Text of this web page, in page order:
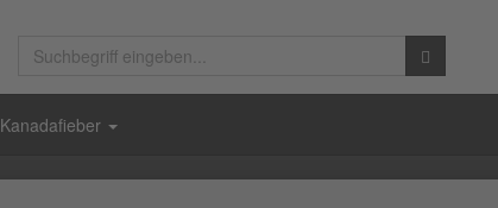
Kanadafieber